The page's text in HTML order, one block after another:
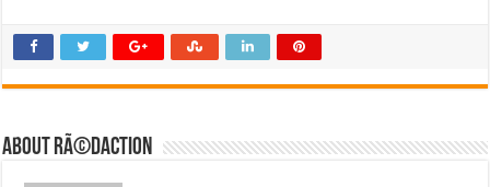
About RÃ©daction